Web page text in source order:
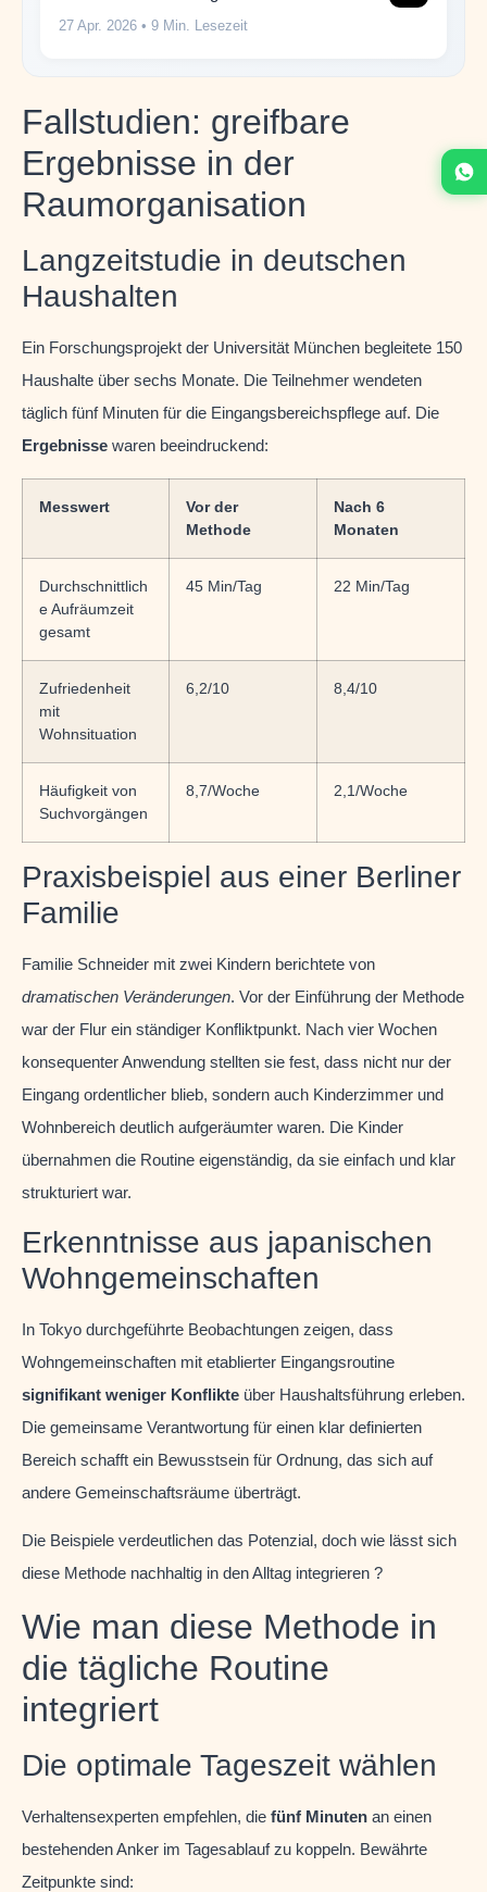
27 Apr. 2026 • 9 Min. Lesezeit
Fallstudien: greifbare
Ergebnisse in der
Raumorganisation
Langzeitstudie in deutschen
Haushalten
Ein Forschungsprojekt der Universität München begleitete 150
Haushalte über sechs Monate. Die Teilnehmer wendeten
täglich fünf Minuten für die Eingangsbereichspflege auf. Die
Ergebnisse waren beeindruckend:
Messwert
Vor der
Methode
Nach 6
Monaten
Durchschnittlich
e Aufräumzeit
gesamt
45 Min/Tag 22 Min/Tag
Zufriedenheit
mit
Wohnsituation
6,2/10 8,4/10
Häufigkeit von
Suchvorgängen
8,7/Woche 2,1/Woche
Praxisbeispiel aus einer Berliner
Familie
Familie Schneider mit zwei Kindern berichtete von
dramatischen Veränderungen. Vor der Einführung der Methode
war der Flur ein ständiger Konfliktpunkt. Nach vier Wochen
konsequenter Anwendung stellten sie fest, dass nicht nur der
Eingang ordentlicher blieb, sondern auch Kinderzimmer und
Wohnbereich deutlich aufgeräumter waren. Die Kinder
übernahmen die Routine eigenständig, da sie einfach und klar
strukturiert war.
Erkenntnisse aus japanischen
Wohngemeinschaften
In Tokyo durchgeführte Beobachtungen zeigen, dass
Wohngemeinschaften mit etablierter Eingangsroutine
signifikant weniger Konflikte über Haushaltsführung erleben.
Die gemeinsame Verantwortung für einen klar definierten
Bereich schafft ein Bewusstsein für Ordnung, das sich auf
andere Gemeinschaftsräume überträgt.
Die Beispiele verdeutlichen das Potenzial, doch wie lässt sich
diese Methode nachhaltig in den Alltag integrieren ?
Wie man diese Methode in
die tägliche Routine
integriert
Die optimale Tageszeit wählen
Verhaltensexperten empfehlen, die fünf Minuten an einen
bestehenden Anker im Tagesablauf zu koppeln. Bewährte
Zeitpunkte sind: